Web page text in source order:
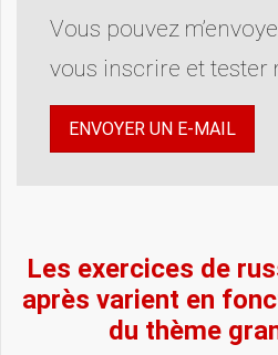
Vous pouvez
vous inscrire et tester
ENVOYER UN E-MAIL
Les exercices de
après varient en
du thème